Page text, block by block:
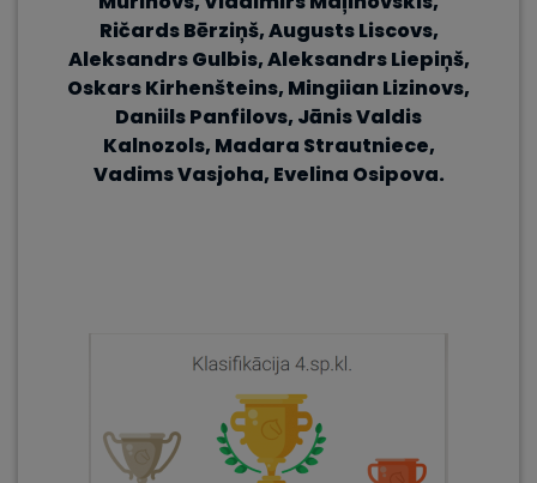
Ričards Bērziņš, Augusts Liscovs,
Aleksandrs Gulbis, Aleksandrs Liepiņš,
Oskars Kirhenšteins, Mingiian Lizinovs,
Daniils Panfilovs, Jānis Valdis
Kalnozols, Madara Strautniece,
Vadims Vasjoha, Evelina Osipova.